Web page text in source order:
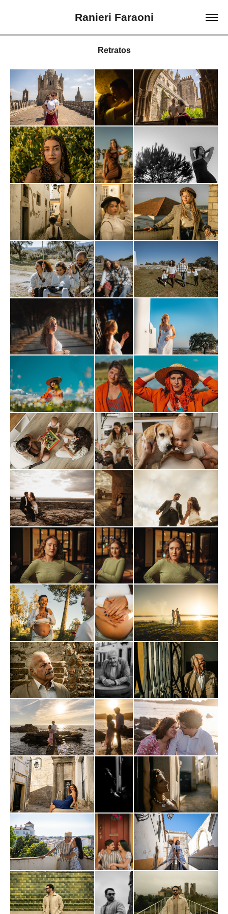
Ranieri Faraoni
Retratos